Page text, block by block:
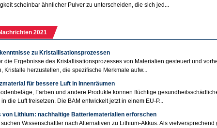
scheinbar ähnlicher Pulver zu unterscheiden, die sich jed...
2021
zu Kristallisationsprozessen
die Ergebnisse des Kristallisationsprozesses von Materialien gesteuert und
Kristalle herzustellen, die spezifische Merkmale aufw...
für bessere Luft in Innenräumen
Farben und andere Produkte können flüchtige
in die Luft freisetzen. Die BAM entwickelt jetzt in einem EU-P...
von Lithium: nachhaltige Batteriematerialien erforschen
Wissenschaftler nach Alternativen zu Lithium-Akkus. Als